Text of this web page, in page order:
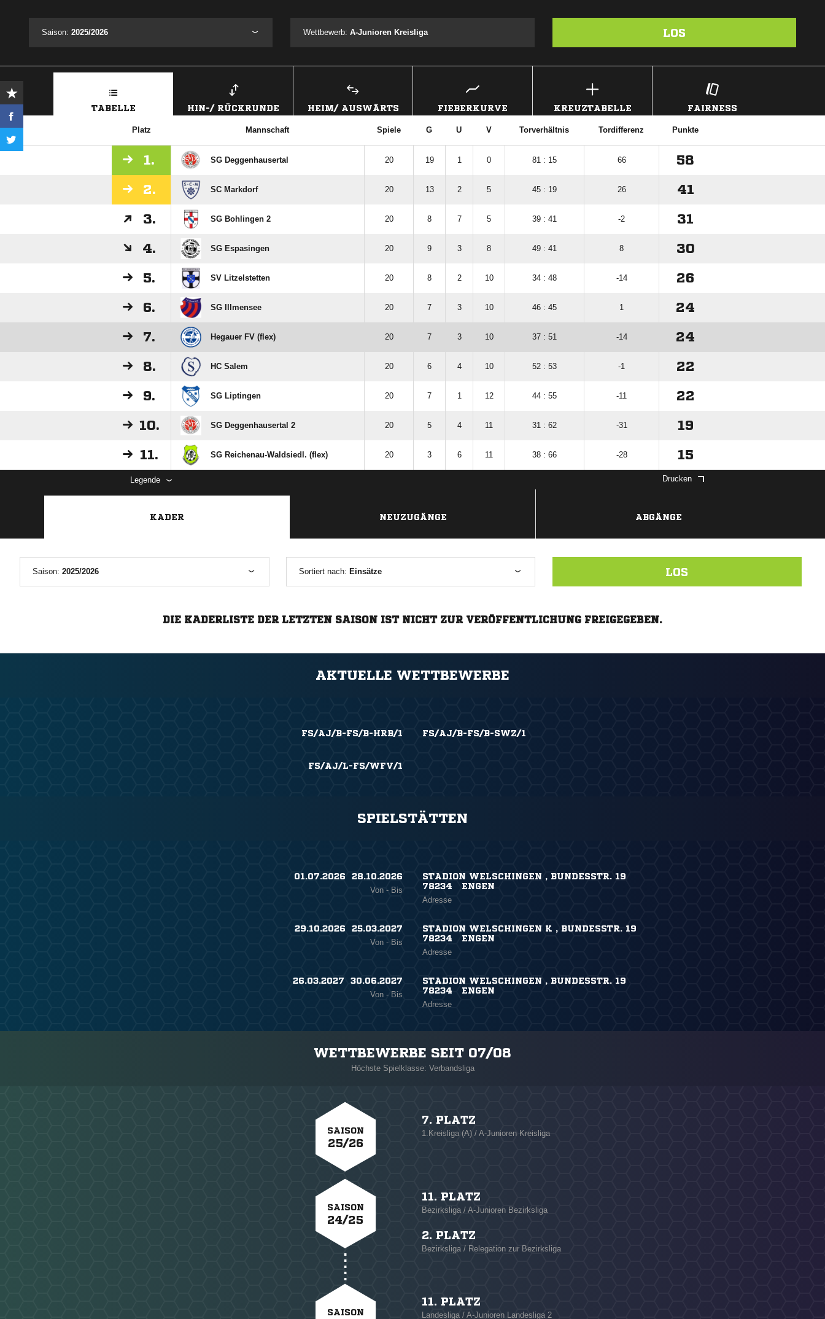
Saison: 2025/2026 Wettbewerb:A-Junioren Kreisliga LOS
TABELLE HIN-/ RÜCKRUNDE HEIM/ AUSWÄRTS FIEBERKURVE KREUZTABELLE FAIRNESS
Platz Mannschaft Spiele G U V Torverhältnis Tordifferenz Punkte
1. SG Deggenhausertal 20 19 1 0 81 : 15 66 58
2. SC Markdorf 20 13 2 5 45 : 19 26 41
3. SG Bohlingen 2 20 8 7 5 39 : 41 -2 31
4. SG Espasingen 20 9 3 8 49 : 41 8 30
5. SV Litzelstetten 20 8 2 10 34 : 48 -14 26
6. SG Illmensee 20 7 3 10 46 : 45 1 24
7. Hegauer FV (flex) 20 7 3 10 37 : 51 -14 24
8. HC Salem 20 6 4 10 52 : 53 -1 22
9. SG Liptingen 20 7 1 12 44 : 55 -11 22
10. SG Deggenhausertal 2 20 5 4 11 31 : 62 -31 19
11. SG Reichenau-Waldsiedl. (flex) 20 3 6 11 38 : 66 -28 15
Legende Drucken
KADER NEUZUGÄNGE ABGÄNGE
Saison: 2025/2026 Sortiert nach: Einsätze LOS
DIE KADERLISTE DER LETZTEN SAISON IST NICHT ZUR VERÖFFENTLICHUNG FREIGEGEBEN.
AKTUELLE WETTBEWERBE
FS/AJ/B-FS/B-HRB/1 FS/AJ/B-FS/B-SWZ/1
FS/AJ/L-FS/WFV/1
SPIELSTÄTTEN
01.07.2026 ​ 28.10.2026
Von - Bis
STADION WELSCHINGEN , BUNDESSTR. 19
78234 ENGEN
Adresse
29.10.2026 ​ 25.03.2027
Von - Bis
STADION WELSCHINGEN K , BUNDESSTR. 19
78234 ENGEN
Adresse
26.03.2027 ​ 30.06.2027
Von - Bis
STADION WELSCHINGEN , BUNDESSTR. 19
78234 ENGEN
Adresse
WETTBEWERBE SEIT 07/08
Höchste Spielklasse: Verbandsliga
SAISON
25/26
7. PLATZ
1.Kreisliga (A) / A-Junioren Kreisliga
SAISON
24/25
11. PLATZ
Bezirksliga / A-Junioren Bezirksliga
2. PLATZ
Bezirksliga / Relegation zur Bezirksliga
SAISON
11. PLATZ
Landesliga / A-Junioren Landesliga 2